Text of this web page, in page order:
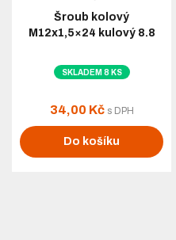
Šroub kolový
M12x1,5×24 kulový 8.8
SKLADEM 8 KS
34,00 Kč s DPH
Do košíku